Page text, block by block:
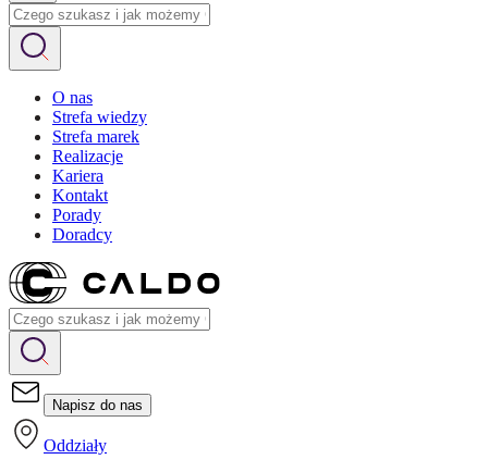
O nas
Strefa wiedzy
Strefa marek
Realizacje
Kariera
Kontakt
Porady
Doradcy
Napisz do nas
Oddziały